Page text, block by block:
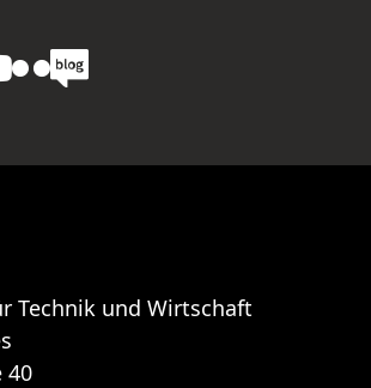
Technik und Wirtschaft
40